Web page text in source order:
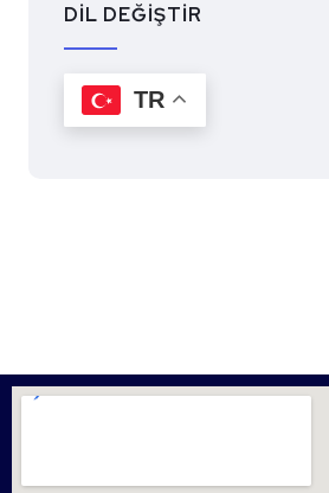
DİL DEĞİŞTİR
TR